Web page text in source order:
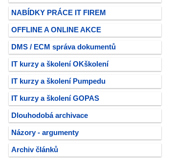
NABÍDKY PRÁCE IT FIREM
OFFLINE A ONLINE AKCE
DMS / ECM správa dokumentů
IT kurzy a školení OKškolení
IT kurzy a školení Pumpedu
IT kurzy a školení GOPAS
Dlouhodobá archivace
Názory - argumenty
Archiv článků